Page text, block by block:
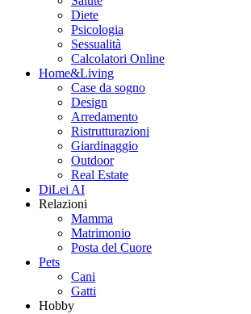
Diete
Psicologia
Sessualità
Calcolatori Online
Home&Living
Case da sogno
Design
Arredamento
Ristrutturazioni
Giardinaggio
Outdoor
Real Estate
DiLei AI
Relazioni
Mamma
Matrimonio
Posta del Cuore
Pets
Cani
Gatti
Hobby